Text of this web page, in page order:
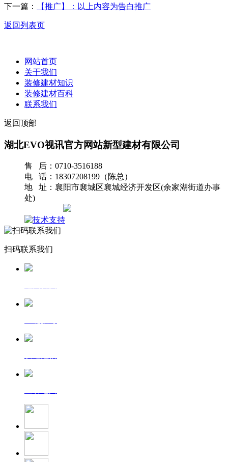
下一篇： 【推广】：以上内容为告白推广
返回列表页
网站首页
关于我们
装修建材知识
装修建材百科
联系我们
返回顶部
湖北EVO视讯官方网站新型建材有限公司
售 后：0710-3516188
电 话：18307208199（陈总）
地 址：襄阳市襄城区襄城经济开发区(余家湖街道办事
处)
扫码联系我们